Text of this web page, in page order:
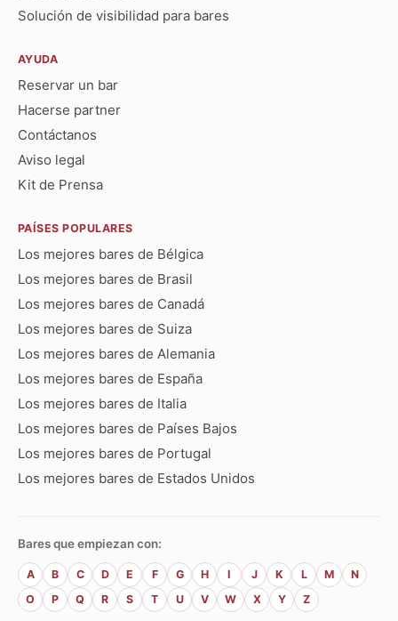
Solución de visibilidad para bares
AYUDA
Reservar un bar
Hacerse partner
Contáctanos
Aviso legal
Kit de Prensa
PAÍSES POPULARES
Los mejores bares de Bélgica
Los mejores bares de Brasil
Los mejores bares de Canadá
Los mejores bares de Suiza
Los mejores bares de Alemania
Los mejores bares de España
Los mejores bares de Italia
Los mejores bares de Países Bajos
Los mejores bares de Portugal
Los mejores bares de Estados Unidos
Bares que empiezan con:
A B C D E F G H I J K L M
N
O
P Q R S T U V W X Y Z